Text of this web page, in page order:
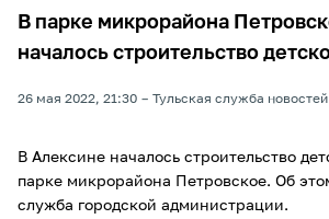
В парке микрорайона
началось строительство
26 мая 2022, 21:30 Тульская служба новостей
В Алексине началось строительство
парке микрорайона Петровское. Об
служба городской администрации.